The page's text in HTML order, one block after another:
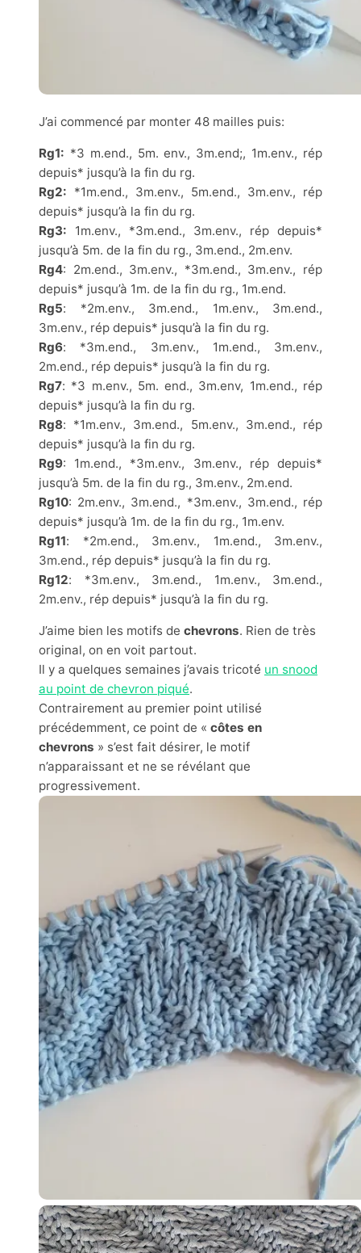
J’ai commencé par monter 48 mailles puis:
Rg1: *3 m.end., 5m. env., 3m.end;, 1m.env., rép
depuis* jusqu’à la fin du rg.
Rg2: *1m.end., 3m.env., 5m.end., 3m.env., rép
depuis* jusqu’à la fin du rg.
Rg3: 1m.env., *3m.end., 3m.env., rép depuis*
jusqu’à 5m. de la fin du rg., 3m.end., 2m.env.
Rg4: 2m.end., 3m.env., *3m.end., 3m.env., rép
depuis* jusqu’à 1m. de la fin du rg., 1m.end.
Rg5: *2m.env., 3m.end., 1m.env., 3m.end.,
3m.env., rép depuis* jusqu’à la fin du rg.
Rg6: *3m.end., 3m.env., 1m.end., 3m.env.,
2m.end., rép depuis* jusqu’à la fin du rg.
Rg7: *3 m.env., 5m. end., 3m.env, 1m.end., rép
depuis* jusqu’à la fin du rg.
Rg8: *1m.env., 3m.end., 5m.env., 3m.end., rép
depuis* jusqu’à la fin du rg.
Rg9: 1m.end., *3m.env., 3m.env., rép depuis*
jusqu’à 5m. de la fin du rg., 3m.env., 2m.end.
Rg10: 2m.env., 3m.end., *3m.env., 3m.end., rép
depuis* jusqu’à 1m. de la fin du rg., 1m.env.
Rg11: *2m.end., 3m.env., 1m.end., 3m.env.,
3m.end., rép depuis* jusqu’à la fin du rg.
Rg12: *3m.env., 3m.end., 1m.env., 3m.end.,
2m.env., rép depuis* jusqu’à la fin du rg.
J’aime bien les motifs de chevrons. Rien de très
original, on en voit partout.
Il y a quelques semaines j’avais tricoté un snood
au point de chevron piqué.
Contrairement au premier point utilisé
précédemment, ce point de « côtes en
chevrons » s’est fait désirer, le motif
n’apparaissant et ne se révélant que
progressivement.